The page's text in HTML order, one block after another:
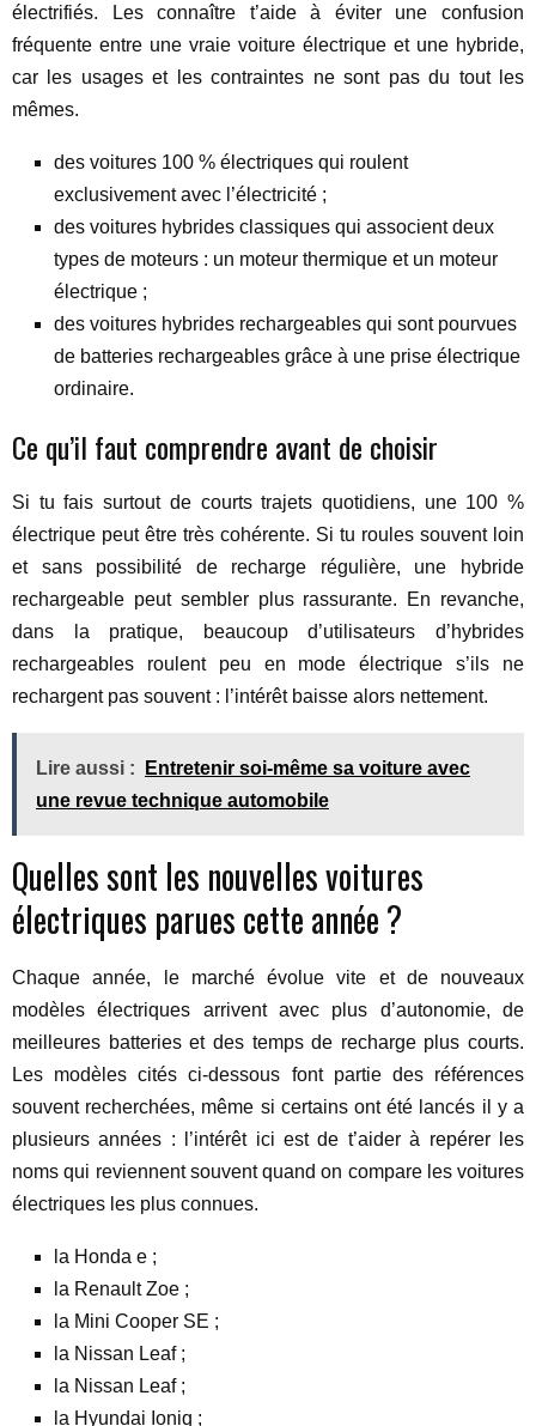
électrifiés. Les connaître t’aide à éviter une confusion
fréquente entre une vraie voiture électrique et une hybride,
car les usages et les contraintes ne sont pas du tout les
mêmes.
des voitures 100 % électriques qui roulent
exclusivement avec l’électricité ;
des voitures hybrides classiques qui associent deux
types de moteurs : un moteur thermique et un moteur
électrique ;
des voitures hybrides rechargeables qui sont pourvues
de batteries rechargeables grâce à une prise électrique
ordinaire.
Ce qu’il faut comprendre avant de choisir
Si tu fais surtout de courts trajets quotidiens, une 100 %
électrique peut être très cohérente. Si tu roules souvent loin
et sans possibilité de recharge régulière, une hybride
rechargeable peut sembler plus rassurante. En revanche,
dans la pratique, beaucoup d’utilisateurs d’hybrides
rechargeables roulent peu en mode électrique s’ils ne
rechargent pas souvent : l’intérêt baisse alors nettement.
Lire aussi :
Entretenir soi-même sa voiture avec
une revue technique automobile
Quelles sont les nouvelles voitures
électriques parues cette année ?
Chaque année, le marché évolue vite et de nouveaux
modèles électriques arrivent avec plus d’autonomie, de
meilleures batteries et des temps de recharge plus courts.
Les modèles cités ci-dessous font partie des références
souvent recherchées, même si certains ont été lancés il y a
plusieurs années : l’intérêt ici est de t’aider à repérer les
noms qui reviennent souvent quand on compare les voitures
électriques les plus connues.
la Honda e ;
la Renault Zoe ;
la Mini Cooper SE ;
la Nissan Leaf ;
la Nissan Leaf ;
la Hyundai Ioniq ;